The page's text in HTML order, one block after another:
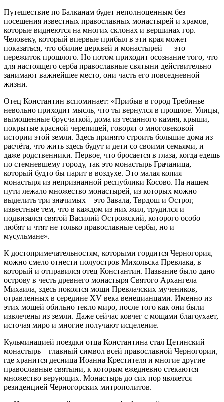
Путешествие по Балканам будет неполноценным без
посещения известных православных монастырей и храмов,
которые виднеются на многих склонах и вершинах гор.
Человеку, который впервые прибыл в эти края может
показаться, что обилие церквей и монастырей — это
пережиток прошлого. Но потом приходит осознание того, что
для настоящего серба православные святыни действительно
занимают важнейшее место, они часть его повседневной
жизни.
Отец Константин вспоминает: «Прибыв в город Требинье
невольно приходит мысль, что ты вернулся в прошлое. Улицы,
вымощенные брусчаткой, дома из тесанного камня, крыши,
покрытые красной черепицей, говорят о многовековой
истории этой земли. Здесь принято строить большие дома из
расчёта, что жить здесь будут и дети со своими семьями, и
даже родственники. Первое, что бросается в глаза, когда едешь
по стемневшему городу, так это монастырь Грачаница,
который будто бы парит в воздухе. Это малая копия
монастыря из непризнанной республики Косово. На нашем
пути лежало множество монастырей, из которых можно
выделить три значимых – это Завала, Тврдош и Острог,
известные тем, что в каждом из них жил, трудился и
подвизался святой Василий Острожский, которого особо
любят и чтят не только православные сербы, но и
мусульмане».
К достопримечательностям, которыми гордится Черногория,
можно смело отнести полуостров Михольска Превлака, в
который и отправился отец Константин. Название было дано
острову в честь древнего монастыря Святого Архангела
Михаила, здесь покоятся мощи Превлачских мучеников,
отравленных в середине XV века венецианцами. Именно из
этих мощей обильно текло миро, после того как они были
извлечены из земли. Даже сейчас ковчег с мощами благоухает,
источая миро и многие получают исцеление.
Кульминацией поездки отца Константина стал Цетинский
монастырь – главный символ всей православной Черногории,
где хранится десница Иоанна Крестителя и многие другие
православные святыни, к которым ежедневно стекаются
множество верующих. Монастырь до сих пор является
резиденцией Черногорских митрополитов.